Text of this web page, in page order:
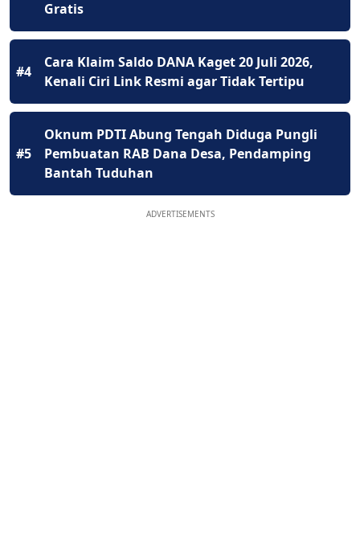
Gratis
#4
Cara Klaim Saldo DANA Kaget 20 Juli 2026,
Kenali Ciri Link Resmi agar Tidak Tertipu
#5
Oknum PDTI Abung Tengah Diduga Pungli
Pembuatan RAB Dana Desa, Pendamping
Bantah Tuduhan
ADVERTISEMENTS